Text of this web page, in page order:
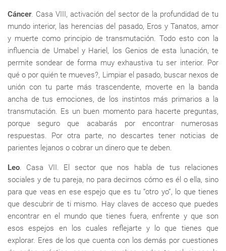
Cáncer. Casa VIII, activación del sector de la profundidad de tu
mundo interior, las herencias del pasado, Eros y Tanatos, amor
y muerte como principio de transmutación. Todo esto con la
influencia de Umabel y Hariel, los Genios de esta lunación, te
permite sondear de forma muy exhaustiva tu ser interior. Por
qué o por quién te mueves?, Limpiar el pasado, buscar nexos de
unión con tu parte más trascendente, moverte en la banda
ancha de tus emociones, de los instintos más primarios a la
transmutación. Es un buen momento para hacerte preguntas,
porque seguro que acabarás por encontrar numerosas
respuestas. Por otra parte, no descartes tener noticias de
parientes lejanos o cobrar un dinero que te deben.
Leo. Casa VII. El sector que nos habla de tus relaciones
sociales y de tu pareja, no para decirnos cómo es él o ella, sino
para que veas en ese espejo que es tu “otro yo”, lo que tienes
que descubrir de ti mismo. Hay claves de acceso que puedes
encontrar en el mundo que tienes fuera, enfrente y que son
esos espejos en los cuales reflejarte y lo que tienes que
explorar. Eres de los que cuenta con los demás por cuestiones